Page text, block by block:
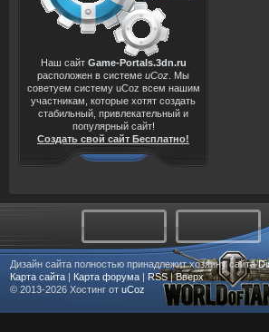
Наш сайт Game-Portals.3dn.ru
расположен в системе uCoz . Мы
советуем систему uCoz всем нашим
участникам, которые хотят создать
стабильный, привлекательный и
популярный сайт!
Создать свой сайт Бесплатно!
Дизайн сайта полностью принадлежит хозяину сайта
Карта сайта | Карта форума | RSS|Вверх
© 2013-2026 Хостинг от uCoz